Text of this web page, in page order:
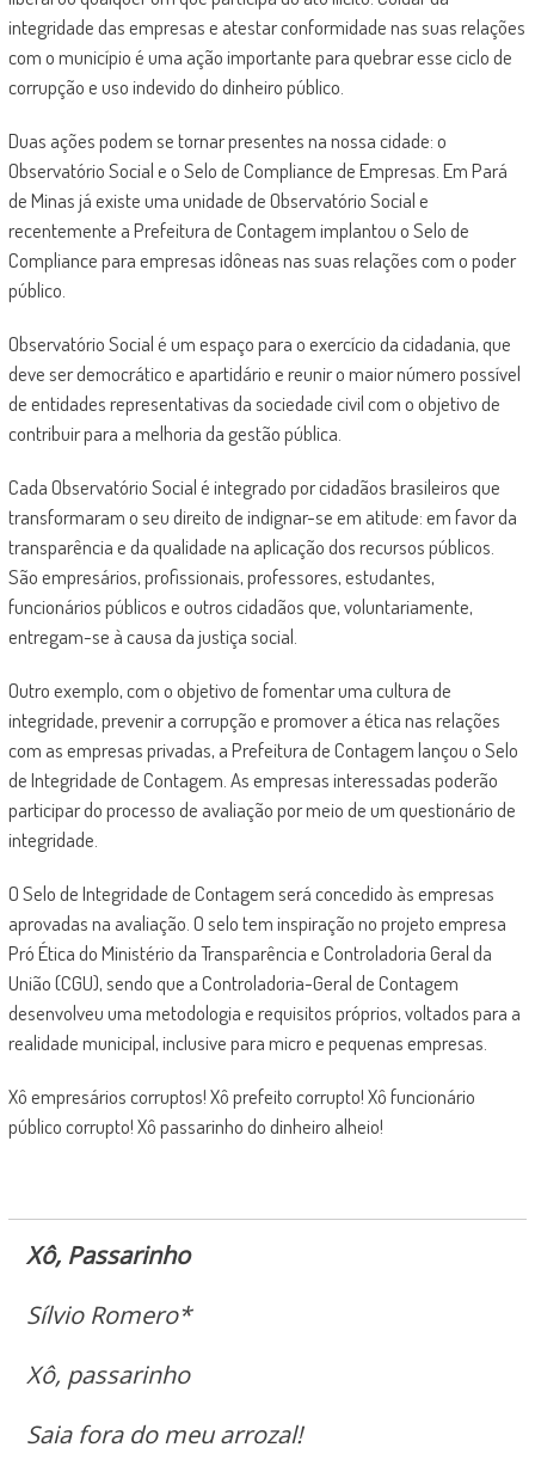
integridade das empresas e atestar conformidade nas suas relações
com o município é uma ação importante para quebrar esse ciclo de
corrupção e uso indevido do dinheiro público.
Duas ações podem se tornar presentes na nossa cidade: o
Observatório Social e o Selo de Compliance de Empresas. Em Pará
de Minas já existe uma unidade de Observatório Social e
recentemente a Prefeitura de Contagem implantou o Selo de
Compliance para empresas idôneas nas suas relações com o poder
público.
Observatório Social é um espaço para o exercício da cidadania, que
deve ser democrático e apartidário e reunir o maior número possível
de entidades representativas da sociedade civil com o objetivo de
contribuir para a melhoria da gestão pública.
Cada Observatório Social é integrado por cidadãos brasileiros que
transformaram o seu direito de indignar-se em atitude: em favor da
transparência e da qualidade na aplicação dos recursos públicos.
São empresários, profissionais, professores, estudantes,
funcionários públicos e outros cidadãos que, voluntariamente,
entregam-se à causa da justiça social.
Outro exemplo, com o objetivo de fomentar uma cultura de
integridade, prevenir a corrupção e promover a ética nas relações
com as empresas privadas, a Prefeitura de Contagem lançou o Selo
de Integridade de Contagem. As empresas interessadas poderão
participar do processo de avaliação por meio de um questionário de
integridade.
O Selo de Integridade de Contagem será concedido às empresas
aprovadas na avaliação. O selo tem inspiração no projeto empresa
Pró Ética do Ministério da Transparência e Controladoria Geral da
União (CGU), sendo que a Controladoria-Geral de Contagem
desenvolveu uma metodologia e requisitos próprios, voltados para a
realidade municipal, inclusive para micro e pequenas empresas.
Xô empresários corruptos! Xô prefeito corrupto! Xô funcionário
público corrupto! Xô passarinho do dinheiro alheio!
Xô, Passarinho
Sílvio Romero*
Xô, passarinho
Saia fora do meu arrozal!